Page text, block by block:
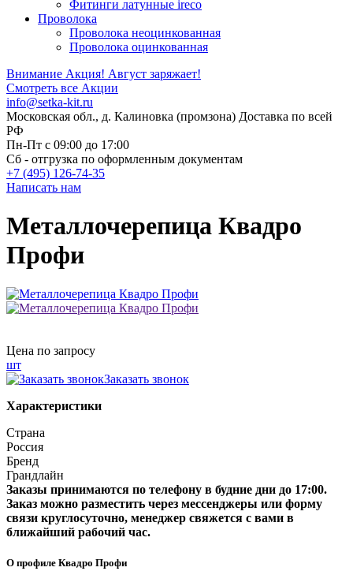
Фитинги латунные ireco
Проволока
Проволока неоцинкованная
Проволока оцинкованная
Внимание Акция! Август заряжает!
Смотреть все Акции
info@setka-kit.ru
Московская обл., д. Калиновка (промзона) Доставка по всей
РФ
Пн-Пт с 09:00 до 17:00
Сб - отгрузка по оформленным документам
+7 (495) 126-74-35
Написать нам
Металлочерепица Квадро
Профи
Цена по запросу
шт
Заказать звонок
Характеристики
Страна
Россия
Бренд
Грандлайн
Заказы принимаются по телефону в будние дни до 17:00.
Заказ можно разместить через мессенджеры или форму
связи круглосуточно, менеджер свяжется с вами в
ближайший рабочий час.
О профиле Квадро Профи